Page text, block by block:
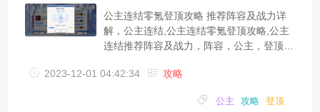
※Tips：1. 福利向活动，缺什么换什么~2.
如果未拥有三炙鸟图鉴，则建议优先...
公主连结零氪登顶攻略 推荐阵容及战力详
解，公主连结,公主连结零氪登顶攻略,公主
连结推荐阵容及战力，阵容，公主，登顶，
伙伴不知道推荐阵容及战力，也不清楚零氪
主连结零氪登顶攻略;公主连结零氪登顶攻
2023-12-01 04:42:34 攻略
公主 攻略 登顶